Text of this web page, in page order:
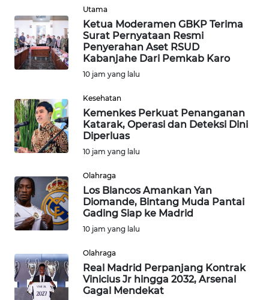
Utama
Ketua Moderamen GBKP Terima
Surat Pernyataan Resmi
Penyerahan Aset RSUD
Kabanjahe Dari Pemkab Karo
10 jam yang lalu
Kesehatan
Kemenkes Perkuat Penanganan
Katarak, Operasi dan Deteksi Dini
Diperluas
10 jam yang lalu
Olahraga
Los Blancos Amankan Yan
Diomande, Bintang Muda Pantai
Gading Siap ke Madrid
10 jam yang lalu
Olahraga
Real Madrid Perpanjang Kontrak
Vinicius Jr hingga 2032, Arsenal
Gagal Mendekat
REDAKSI
KARIR
Wahana
News
Regional
SUMUT
WN
JAKARTA
WN
JABAR